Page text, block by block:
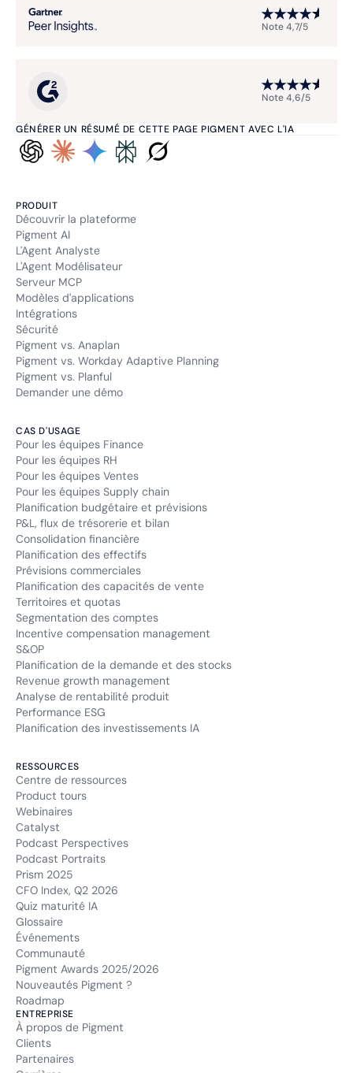
GÉNÉRER UN RÉSUMÉ DE CETTE PAGE PIGMENT AVEC L'IA
Note 4,7/5
Note 4,6/5
PRODUIT
Découvrir la plateforme
Pigment AI
L'Agent Analyste
L'Agent Modélisateur
Serveur MCP
Modèles d'applications
Intégrations
Sécurité
Pigment vs. Anaplan
Pigment vs. Workday Adaptive Planning
Pigment vs. Planful
Demander une démo
CAS D'USAGE
Pour les équipes Finance
Pour les équipes RH
Pour les équipes Ventes
Pour les équipes Supply chain
Planification budgétaire et prévisions
P&L, flux de trésorerie et bilan
Consolidation financière
Planification des effectifs
Prévisions commerciales
Planification des capacités de vente
Territoires et quotas
Segmentation des comptes
Incentive compensation management
S&OP
Planification de la demande et des stocks
Revenue growth management
Analyse de rentabilité produit
Performance ESG
Planification des investissements IA
RESSOURCES
Centre de ressources
Product tours
Webinaires
Catalyst
Podcast Perspectives
Podcast Portraits
Prism 2025
CFO Index, Q2 2026
Quiz maturité IA
Glossaire
Événements
Communauté
Pigment Awards 2025/2026
Nouveautés Pigment ?
Roadmap
ENTREPRISE
À propos de Pigment
Clients
Partenaires